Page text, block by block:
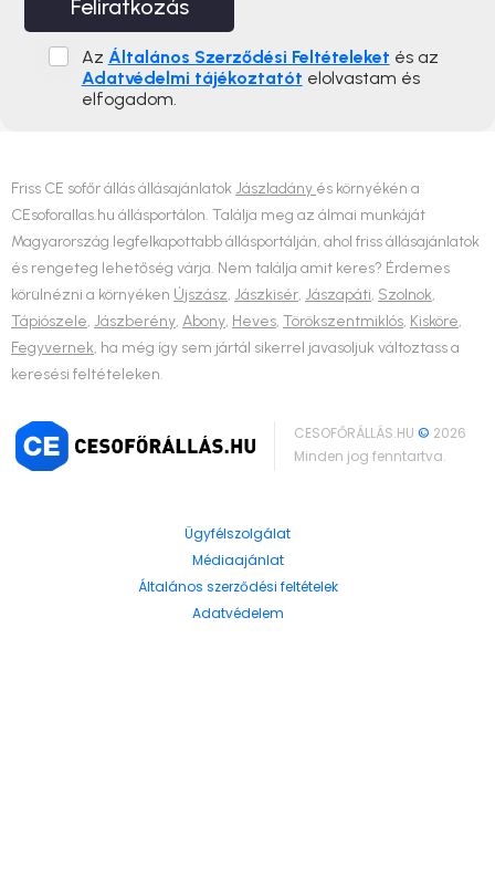
Feliratkozás
Az Általános Szerződési Feltételeket és az
Adatvédelmi tájékoztatót elolvastam és
elfogadom.
Friss CE sofőr állás állásajánlatok Jászladány és környékén a
CEsoforallas.hu állásportálon. Találja meg az álmai munkáját
Magyarország legfelkapottabb állásportálján, ahol friss állásajánlatok
és rengeteg lehetőség várja. Nem találja amit keres? Érdemes
körülnézni a környéken Újszász, Jászkisér, Jászapáti, Szolnok,
Tápiószele, Jászberény, Abony, Heves, Törökszentmiklós, Kisköre,
Fegyvernek, ha még így sem jártál sikerrel javasoljuk változtass a
keresési feltételeken.
CESOFŐRÁLLÁS.HU© 2026
Minden jog fenntartva.
Ügyfélszolgálat
Médiaajánlat
Általános szerződési feltételek
Adatvédelem